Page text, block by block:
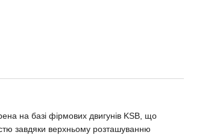
на базі фірмових двигунів KSB, що
завдяки верхньому розташуванню